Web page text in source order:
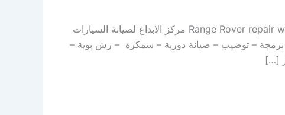
أفضل ورشة رنج روفر في الدمام – الخبر – المنطقة الشرقية Range Rover repair workshop مركز الابداع لصيانة السيارات
برمجة – توضيب – صيانة دورية – سمكرة – رش بوية –